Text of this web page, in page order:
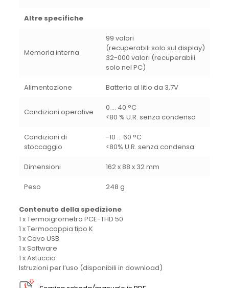
Altrespecifiche
Memoria interna
99 valori
(recuperabili solo sul display)
32-000 valori (recuperabili
solo nel PC)
Alimentazione Batteria al litio da 3,7V
Condizioni operative
0 … 40 °C
<80 % U.R. senza condensa
Condizioni di
stoccaggio
-10 … 60 °C
<80% U.R. senza condensa
Dimensioni 162 x 88 x 32 mm
Peso 248 g
Contenuto della spedizione
1 x Termoigrometro PCE-THD 50
1 x Termocoppia tipo K
1 x Cavo USB
1 x Software
1 x Astuccio
Istruzioni per l’uso (disponibili in download)